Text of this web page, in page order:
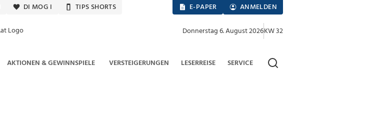
DI MOG I TIPS SHORTS E-PAPER ANMELDEN
Donnerstag 6. August 2026KW 32
AKTIONEN & GEWINNSPIELE VERSTEIGERUNGEN LESERREISE SERVICE